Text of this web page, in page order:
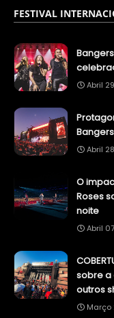
FESTIVAL
Abril
Abril
O
Roses
noite
Abril
sobre a
outros
Março